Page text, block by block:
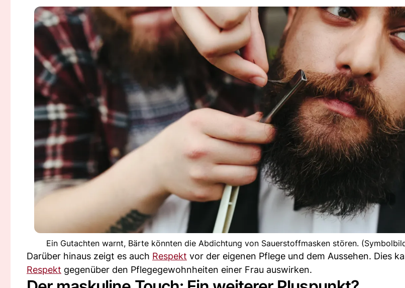
Ein Gutachten warnt, Bärte könnten die Abdichtung von Sauerstoffmasken stören.
Darüber hinaus zeigt es auch Respekt vor der eigenen Pflege und dem Aussehen. Dies
Respekt gegenüber den Pflegegewohnheiten einer Frau auswirken.